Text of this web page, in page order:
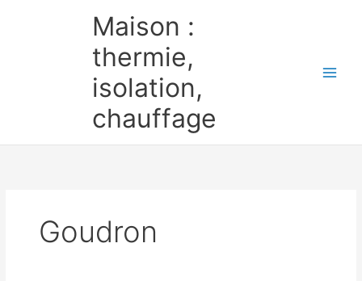
Maison :
thermie,
isolation,
chauffage
Goudron